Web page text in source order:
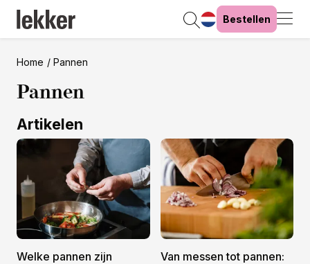
Bestellen
Home Pannen
Pannen
Artikelen
Welke pannen zijn
Van messen tot pannen: